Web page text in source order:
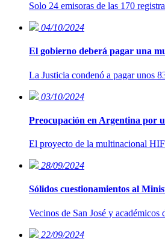
Solo 24 emisoras de las 170
04/10/2024
El gobierno deberá pagar una
La Justicia condenó a pagar unos
03/10/2024
Preocupación en Argentina por
El proyecto de la multinacional
28/09/2024
Sólidos cuestionamientos al
Vecinos de San José y
22/09/2024